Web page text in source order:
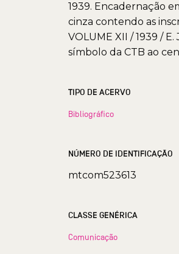
1939. Encadernação
cinza contendo as
VOLUME XII / 1939 / E.
símbolo da CTB ao
TIPO DE ACERVO
Bibliográfico
NÚMERO DE IDENTIFICAÇÃO
mtcom523613
CLASSE GENÉRICA
Comunicação